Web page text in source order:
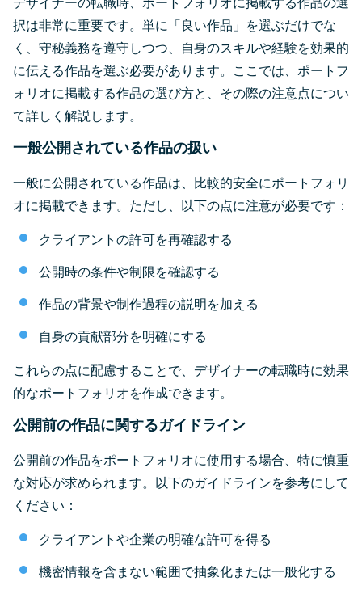
択は非常に重要です。単に「良い作品」を選ぶだけでな
く、守秘義務を遵守しつつ、自身のスキルや経験を効果的
に伝える作品を選ぶ必要があります。ここでは、ポートフ
ォリオに掲載する作品の選び方と、その際の注意点につい
て詳しく解説します。
一般公開されている作品の扱い
一般に公開されている作品は、比較的安全にポートフォリ
オに掲載できます。ただし、以下の点に注意が必要です：
クライアントの許可を再確認する
公開時の条件や制限を確認する
作品の背景や制作過程の説明を加える
自身の貢献部分を明確にする
これらの点に配慮することで、デザイナーの転職時に効果
的なポートフォリオを作成できます。
公開前の作品に関するガイドライン
公開前の作品をポートフォリオに使用する場合、特に慎重
な対応が求められます。以下のガイドラインを参考にして
ください：
クライアントや企業の明確な許可を得る
機密情報を含まない範囲で抽象化または一般化する